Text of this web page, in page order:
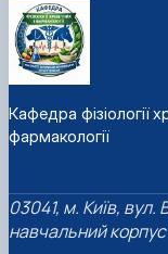
Кафедра фізіології
фармакології
03041, м. Київ, вул.
навчальний